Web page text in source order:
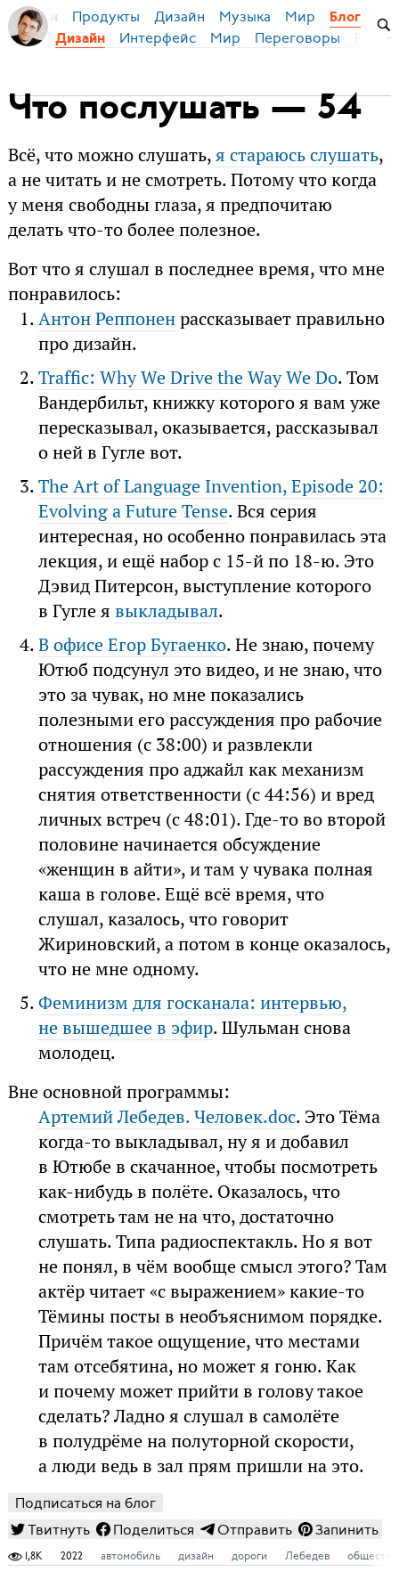
Бирман Продукты Дизайн Музыка Мир
Блог
Дизайн
Интерфейс Мир Переговоры
Что послушать — 54
Всё, что можно слушать,я стараюсь слушать,
а не читать и не смотреть. Потому что когда
у меня свободны глаза, я предпочитаю
делать что-то более полезное.
Вот что я слушал в последнее время, что мне
понравилось:
Антон Реппоненрассказывает правильно
про дизайн.
Traffic: Why We Drive the Way We Do. Том
Вандербильт, книжку которого я вам уже
пересказывал, оказывается, рассказывал
о ней в Гугле вот.
The Art of Language Invention, Episode 20:
Evolving a Future Tense. Вся серия
интересная, но особенно понравилась эта
лекция, и ещё набор с 15-й по 18-ю. Это
Дэвид Питерсон, выступление которого
в Гугле явыкладывал.
В офисе Егор Бугаенко. Не знаю, почему
Ютюб подсунул это видео, и не знаю, что
это за чувак, но мне показались
полезными его рассуждения про рабочие
отношения (с 38:00) и развлекли
рассуждения про аджайл как механизм
снятия ответственности (с 44:56) и вред
личных встреч (с 48:01). Где-то во второй
половине начинается обсуждение
«женщин в айти», и там у чувака полная
каша в голове. Ещё всё время, что
слушал, казалось, что говорит
Жириновский, а потом в конце оказалось,
что не мне одному.
Феминизм для госканала: интервью,
не вышедшее в эфир. Шульман снова
молодец.
Вне основной программы:
Артемий Лебедев. Человек.doc. Это Тёма
когда-то выкладывал, ну я и добавил
в Ютюбе в скачанное, чтобы посмотреть
как-нибудь в полёте. Оказалось, что
смотреть там не на что, достаточно
слушать. Типа радиоспектакль. Но я вот
не понял, в чём вообще смысл этого? Там
актёр читает «с выражением» какие-то
Тёмины посты в необъяснимом порядке.
Причём такое ощущение, что местами
там отсебятина, но может я гоню. Как
и почему может прийти в голову такое
сделать? Ладно я слушал в самолёте
в полудрёме на полуторной скорости,
а люди ведь в зал прям пришли на это.
Подписаться на блог
Твитнуть
Поделиться Отправить Запинить
1,8K 2022 автомобиль дизайн дороги Лебедев общество